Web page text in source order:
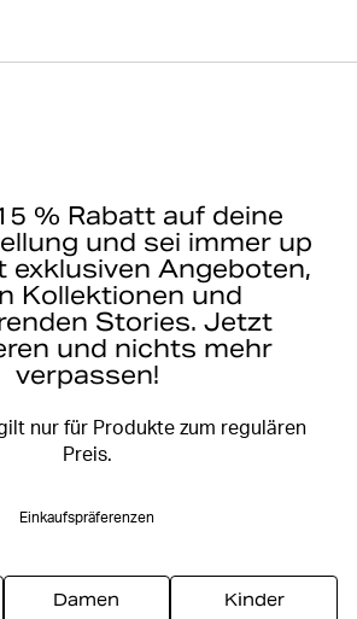
% Rabatt auf deine
und sei immer up
exklusiven Angeboten,
Kollektionen und
Stories. Jetzt
und nichts mehr
verpassen!
nur für Produkte zum regulären
Preis.
Einkaufspräferenzen
Damen Kinder